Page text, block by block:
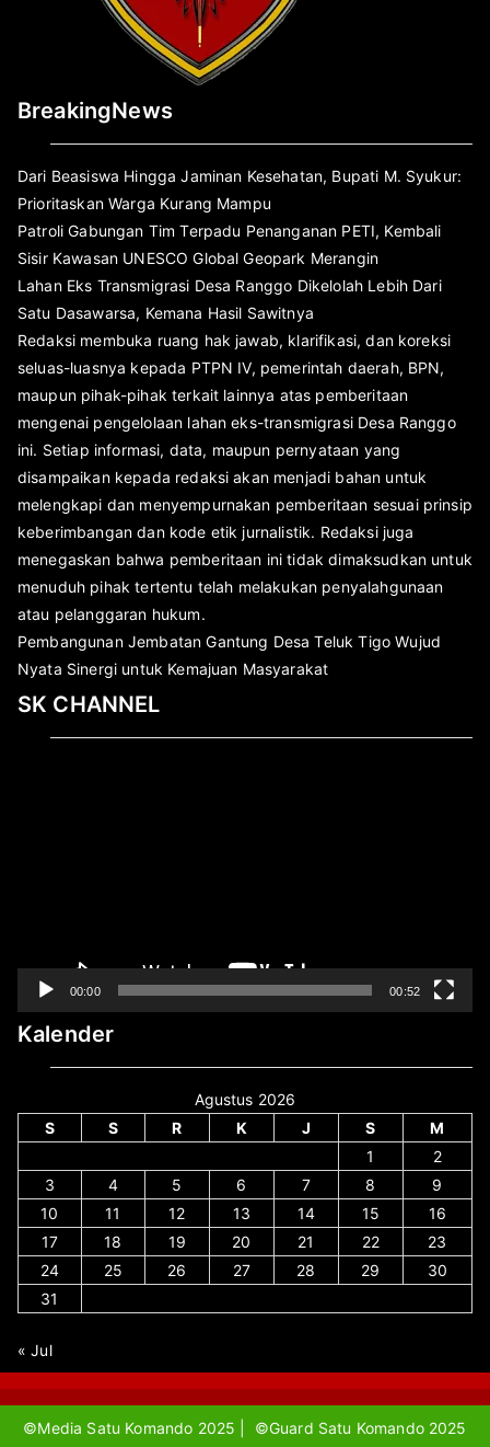
BreakingNews
Dari Beasiswa Hingga Jaminan Kesehatan, Bupati M. Syukur:
Prioritaskan Warga Kurang Mampu
Patroli Gabungan Tim Terpadu Penanganan PETI, Kembali
Sisir Kawasan UNESCO Global Geopark Merangin
Lahan Eks Transmigrasi Desa Ranggo Dikelolah Lebih Dari
Satu Dasawarsa, Kemana Hasil Sawitnya
Redaksi membuka ruang hak jawab, klarifikasi, dan koreksi
seluas-luasnya kepada PTPN IV, pemerintah daerah, BPN,
maupun pihak-pihak terkait lainnya atas pemberitaan
mengenai pengelolaan lahan eks-transmigrasi Desa Ranggo
ini. Setiap informasi, data, maupun pernyataan yang
disampaikan kepada redaksi akan menjadi bahan untuk
melengkapi dan menyempurnakan pemberitaan sesuai prinsip
keberimbangan dan kode etik jurnalistik. Redaksi juga
menegaskan bahwa pemberitaan ini tidak dimaksudkan untuk
menuduh pihak tertentu telah melakukan penyalahgunaan
atau pelanggaran hukum.
Pembangunan Jembatan Gantung Desa Teluk Tigo Wujud
Nyata Sinergi untuk Kemajuan Masyarakat
SK CHANNEL
00:00 00:52
Kalender
Agustus 2026
S
S R K J S
M
1
2
3
4 5 6 7 8
9
10
11 12 13 14 15
16
17
18 19 20 21 22
23
24
25 26 27 28 29
30
31
« Jul
©Media Satu Komando 2025 | ©Guard Satu Komando 2025